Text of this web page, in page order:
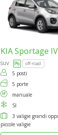
KIASportage IV
suv off-road
5 posti
5 porte
manuale
SI
3 valigie grandi
piccole valigie